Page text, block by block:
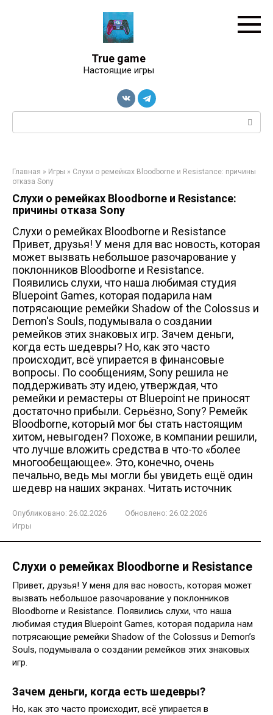
True game
Настоящие игры
Поиск:
Главная » Игры » Слухи о ремейках Bloodborne и Resistance: причины
отказа Sony
Слухи о ремейках Bloodborne и Resistance:
причины отказа Sony
Слухи о ремейках Bloodborne и Resistance
Привет, друзья! У меня для вас новость, которая
может вызвать небольшое разочарование у
поклонников Bloodborne и Resistance.
Появились слухи, что наша любимая студия
Bluepoint Games, которая подарила нам
потрясающие ремейки Shadow of the Colossus и
Demon's Souls, подумывала о создании
ремейков этих знаковых игр. Зачем деньги,
когда есть шедевры? Но, как это часто
происходит, всё упирается в финансовые
вопросы. По сообщениям, Sony решила не
поддерживать эту идею, утверждая, что
ремейки и ремастеры от Bluepoint не приносят
достаточно прибыли. Серьёзно, Sony? Ремейк
Bloodborne, который мог бы стать настоящим
хитом, невыгоден? Похоже, в компании решили,
что лучше вложить средства в что-то «более
многообещающее». Это, конечно, очень
печально, ведь мы могли бы увидеть ещё один
шедевр на наших экранах. Читать источник
Опубликовано: 26.02.2026 Обновлено: 26.02.2026
Игры
Слухи о ремейках Bloodborne и Resistance
Привет, друзья! У меня для вас новость, которая может
вызвать небольшое разочарование у поклонников
Bloodborne и Resistance. Появились слухи, что наша
любимая студия Bluepoint Games, которая подарила нам
потрясающие ремейки Shadow of the Colossus и Demon’s
Souls, подумывала о создании ремейков этих знаковых
игр.
Зачем деньги, когда есть шедевры?
Но, как это часто происходит, всё упирается в